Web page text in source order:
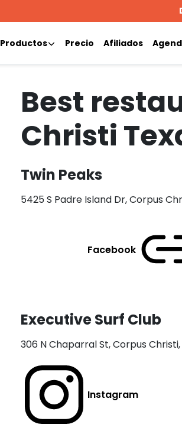
Productos Precio Afiliados
Best
Christi
Twin Peaks
5425 S Padre Island Dr, Corpus
Facebook
Executive Surf Club
306 N Chaparral St, Corpus
Instagram